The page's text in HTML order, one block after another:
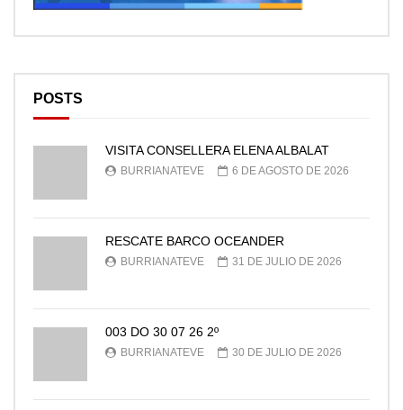
POSTS
VISITA CONSELLERA ELENA ALBALAT
BURRIANATEVE 6 DE AGOSTO DE 2026
RESCATE BARCO OCEANDER
BURRIANATEVE 31 DE JULIO DE 2026
003 DO 30 07 26 2º
BURRIANATEVE 30 DE JULIO DE 2026